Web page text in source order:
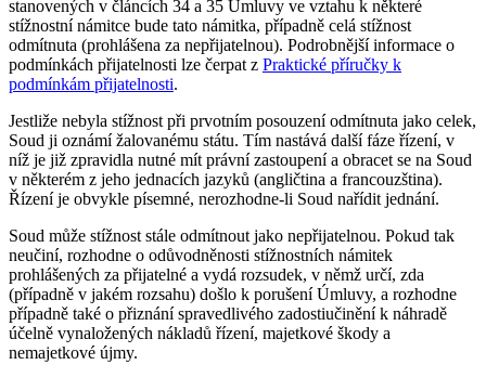
stanovených v článcích 34 a 35 Úmluvy ve vztahu k některé
stížnostní námitce bude tato námitka, případně celá stížnost
odmítnuta (prohlášena za nepřijatelnou). Podrobnější informace o
podmínkách přijatelnosti lze čerpat z Praktické příručky k
podmínkám přijatelnosti.
Jestliže nebyla stížnost při prvotním posouzení odmítnuta jako celek,
Soud ji oznámí žalovanému státu. Tím nastává další fáze řízení, v
níž je již zpravidla nutné mít právní zastoupení a obracet se na Soud
v některém z jeho jednacích jazyků (angličtina a francouzština).
Řízení je obvykle písemné, nerozhodne-li Soud nařídit jednání.
Soud může stížnost stále odmítnout jako nepřijatelnou. Pokud tak
neučiní, rozhodne o odůvodněnosti stížnostních námitek
prohlášených za přijatelné a vydá rozsudek, v němž určí, zda
(případně v jakém rozsahu) došlo k porušení Úmluvy, a rozhodne
případně také o přiznání spravedlivého zadostiučinění k náhradě
účelně vynaložených nákladů řízení, majetkové škody a
nemajetkové újmy.